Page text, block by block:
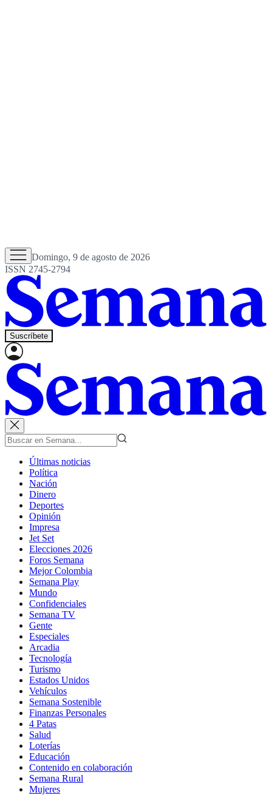
Domingo, 9 de agosto de 2026
ISSN 2745-2794
Suscríbete
Últimas noticias
Política
Nación
Dinero
Deportes
Opinión
Impresa
Jet Set
Elecciones 2026
Foros Semana
Mejor Colombia
Semana Play
Mundo
Confidenciales
Semana TV
Gente
Especiales
Arcadia
Tecnología
Turismo
Estados Unidos
Vehículos
Semana Sostenible
Finanzas Personales
4 Patas
Salud
Loterías
Educación
Contenido en colaboración
Semana Rural
Mujeres